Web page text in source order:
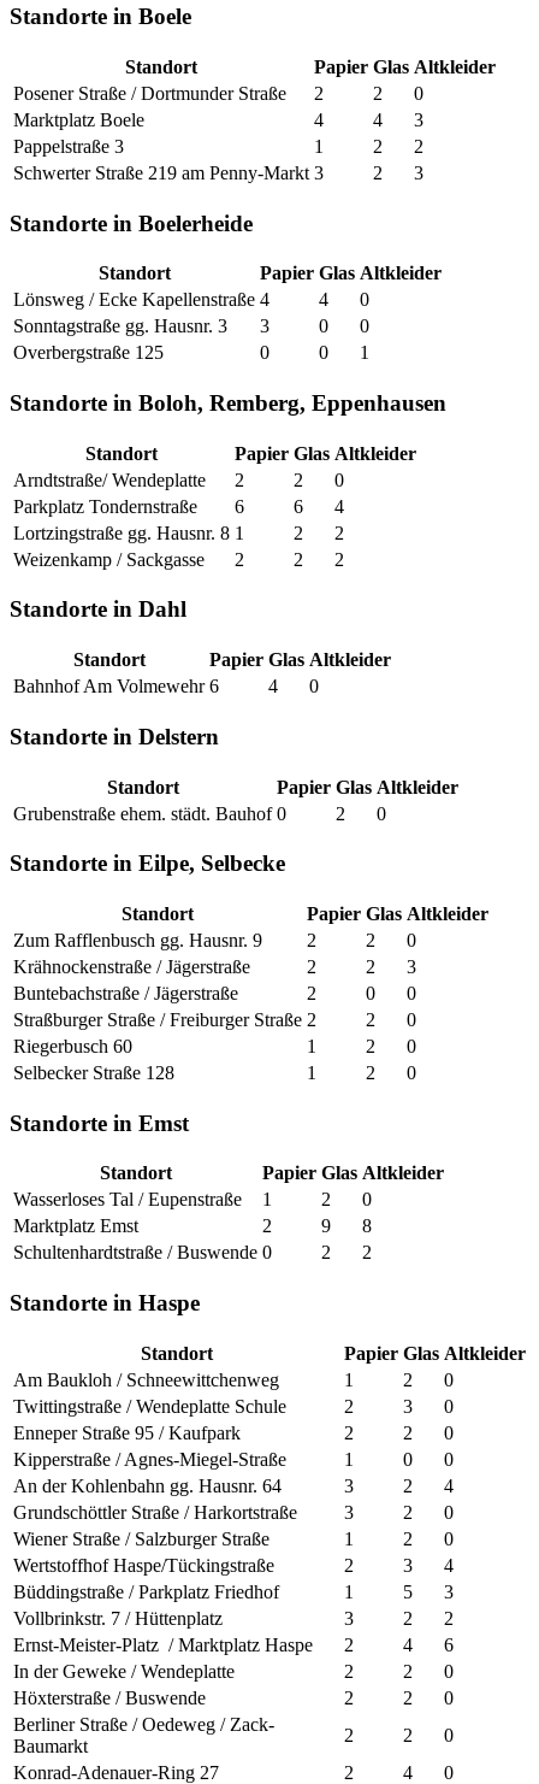
Standorte in Boele
Standort Papier Glas Altkleider
Posener Straße / Dortmunder Straße
2 2
0
Marktplatz Boele
4 4
3
Pappelstraße 3
1 2
2
Schwerter Straße 219 am Penny-Markt 3 2 3
Standorte in Boelerheide
Standort Papier Glas Altkleider
Lönsweg / Ecke Kapellenstraße 4 4
0
Sonntagstraße gg. Hausnr. 3
3 0
0
Overbergstraße 125
0 0 1
Standorte in Boloh, Remberg, Eppenhausen
Standort Papier Glas Altkleider
Arndtstraße/ Wendeplatte
2 2
0
Parkplatz Tondernstraße
6 6
4
Lortzingstraße gg. Hausnr. 8 1 2
2
Weizenkamp / Sackgasse
2 2 2
Standorte in Dahl
Standort Papier Glas Altkleider
Bahnhof Am Volmewehr 6 4 0
Standorte in Delstern
Standort Papier Glas Altkleider
Grubenstraße ehem. städt. Bauhof 0 2 0
Standorte in Eilpe, Selbecke
Standort Papier Glas Altkleider
Zum Rafflenbusch gg. Hausnr. 9
2 2
0
Krähnockenstraße / Jägerstraße
2 2
3
Buntebachstraße / Jägerstraße
2 0
0
Straßburger Straße / Freiburger Straße 2 2
0
Riegerbusch 60
1 2
0
Selbecker Straße 128
1 2 0
Standorte in Emst
Standort Papier Glas Altkleider
Wasserloses Tal / Eupenstraße
1 2
0
Marktplatz Emst
2 9
8
Schultenhardtstraße / Buswende 0 2 2
Standorte in Haspe
Standort Papier Glas Altkleider
Am Baukloh / Schneewittchenweg
1 2
0
Twittingstraße / Wendeplatte Schule
2 3
0
Enneper Straße 95 / Kaufpark
2 2
0
Kipperstraße / Agnes-Miegel-Straße
1 0
0
An der Kohlenbahn gg. Hausnr. 64
3 2
4
Grundschöttler Straße / Harkortstraße
3 2
0
Wiener Straße / Salzburger Straße
1 2
0
Wertstoffhof Haspe/Tückingstraße
2 3
4
Büddingstraße / Parkplatz Friedhof
1 5
3
Vollbrinkstr. 7 / Hüttenplatz
3 2
2
Ernst-Meister-Platz / Marktplatz Haspe
2 4
6
In der Geweke / Wendeplatte
2 2
0
Höxterstraße / Buswende
2 2
0
Berliner Straße / Oedeweg / Zack-
Baumarkt
2 2
0
Konrad-Adenauer-Ring 27
2 4 0